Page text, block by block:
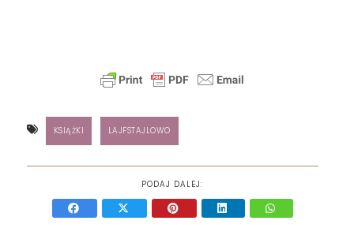
KSIĄŻKI LAJFSTAJLOWO
PODAJ DALEJ: